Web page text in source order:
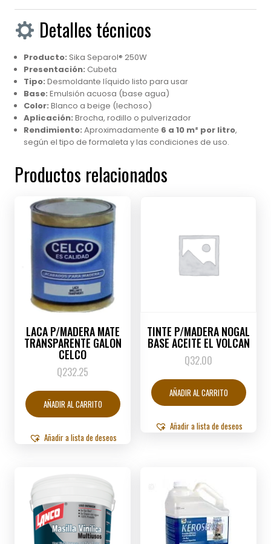
Detalles técnicos
Producto: Sika Separol® 250W
Presentación: Cubeta
Tipo: Desmoldante líquido listo para usar
Base: Emulsión acuosa (base agua)
Color: Blanco a beige (lechoso)
Aplicación: Brocha, rodillo o pulverizador
Rendimiento: Aproximadamente 6 a 10 m² por litro,
según el tipo de formaleta y las condiciones de uso.
Productos relacionados
LACA P/MADERA MATE
TRANSPARENTE GALON
CELCO
Q232.25
AÑADIR AL CARRITO
Añadir a lista de deseos
TINTE P/MADERA NOGAL
BASE ACEITE EL VOLCAN
Q32.00
AÑADIR AL CARRITO
Añadir a lista de deseos